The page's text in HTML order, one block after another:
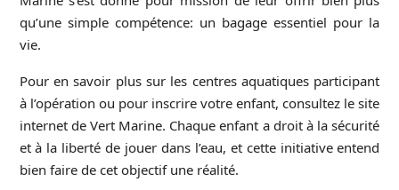
qu’une simple compétence: un bagage essentiel pour la
vie.
Pour en savoir plus sur les centres aquatiques participant
à l’opération ou pour inscrire votre enfant, consultez le site
internet de Vert Marine. Chaque enfant a droit à la sécurité
et à la liberté de jouer dans l’eau, et cette initiative entend
bien faire de cet objectif une réalité.